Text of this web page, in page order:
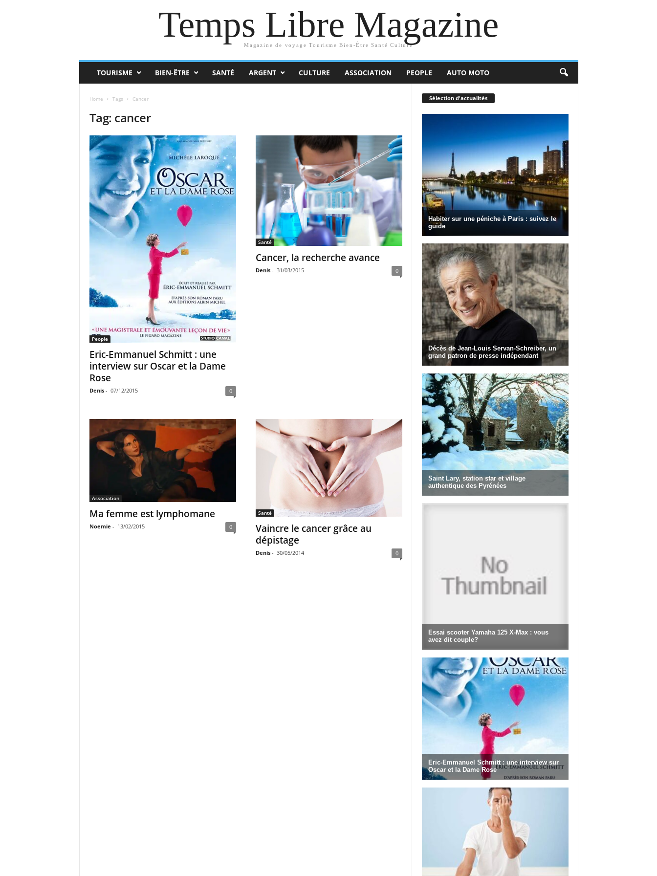
Temps Libre Magazine
Magazine de voyage Tourisme Bien-Être Santé Culture
TOURISME BIEN-ÊTRE SANTÉ ARGENT CULTURE ASSOCIATION PEOPLE AUTO MOTO
Home Tags Cancer
Tag: cancer
People
Eric-Emmanuel Schmitt : une
interview sur Oscar et la Dame
Rose
Denis - 07/12/2015 0
Santé
Cancer, la recherche avance
Denis - 31/03/2015 0
Association
Ma femme est lymphomane
Noemie - 13/02/2015 0
Santé
Vaincre le cancer grâce au
dépistage
Denis - 30/05/2014 0
Sélection d'actualités